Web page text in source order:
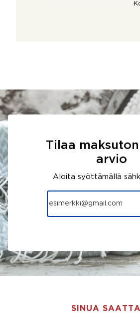
Tilaa
arvio
Aloita syöttämällä
SINUA